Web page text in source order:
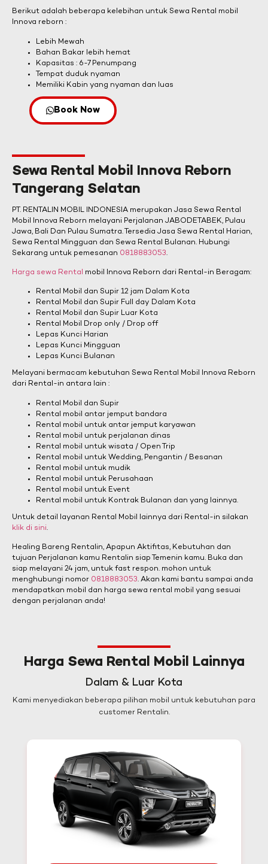
Berikut adalah beberapa kelebihan untuk Sewa Rental mobil
Innova reborn :
Lebih Mewah
Bahan Bakar lebih hemat
Kapasitas : 6-7 Penumpang
Tempat duduk nyaman
Memiliki Kabin yang nyaman dan luas
Book Now
Sewa Rental Mobil Innova Reborn
Tangerang Selatan
PT. RENTALIN MOBIL INDONESIA merupakan Jasa Sewa Rental
Mobil Innova Reborn melayani Perjalanan JABODETABEK, Pulau
Jawa, Bali Dan Pulau Sumatra. Tersedia Jasa Sewa Rental Harian,
Sewa Rental Mingguan dan Sewa Rental Bulanan. Hubungi
Sekarang untuk pemesanan 0818883053.
Harga sewa Rental mobil Innova Reborn dari Rental-in Beragam:
Rental Mobil dan Supir 12 jam Dalam Kota
Rental Mobil dan Supir Full day Dalam Kota
Rental Mobil dan Supir Luar Kota
Rental Mobil Drop only / Drop off
Lepas Kunci Harian
Lepas Kunci Mingguan
Lepas Kunci Bulanan
Melayani bermacam kebutuhan Sewa Rental Mobil Innova Reborn
dari Rental-in antara lain :
Rental Mobil dan Supir
Rental mobil antar jemput bandara
Rental mobil untuk antar jemput karyawan
Rental mobil untuk perjalanan dinas
Rental mobil untuk wisata / Open Trip
Rental mobil untuk Wedding, Pengantin / Besanan
Rental mobil untuk mudik
Rental mobil untuk Perusahaan
Rental mobil untuk Event
Rental mobil untuk Kontrak Bulanan dan yang lainnya.
Untuk detail layanan Rental Mobil lainnya dari Rental-in silakan
klik di sini.
Healing Bareng Rentalin, Apapun Aktifitas, Kebutuhan dan
tujuan Perjalanan kamu Rentalin siap Temenin kamu. Buka dan
siap melayani 24 jam, untuk fast respon. mohon untuk
menghubungi nomor 0818883053. Akan kami bantu sampai anda
mendapatkan mobil dan harga sewa rental mobil yang sesuai
dengan perjalanan anda!
Harga Sewa Rental Mobil Lainnya
Dalam & Luar Kota
Kami menyediakan beberapa pilihan mobil untuk kebutuhan para
customer Rentalin.